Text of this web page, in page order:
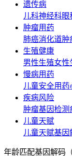
遗传病
儿科神经科眼
肿瘤用药
肺癌消化道肿
生殖健康
男性生殖女性
慢病用药
儿童安全用药
疾病风险
肿瘤基因检测
儿童天赋
儿童天赋基因
年龄匹配基因解码